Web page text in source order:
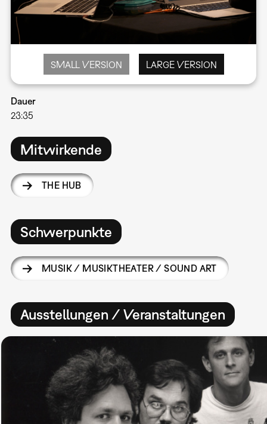
SMALL VERSION LARGE VERSION
Dauer
23:35
Mitwirkende
THE HUB
Schwerpunkte
MUSIK / MUSIKTHEATER / SOUND ART
Ausstellungen / Veranstaltungen